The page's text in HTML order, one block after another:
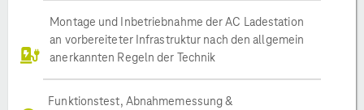
Montage und Inbetriebnahme der AC Ladestation
an vorbereiteter Infrastruktur nach den allgemein
anerkannten Regeln der Technik
Funktionstest, Abnahmemessung &